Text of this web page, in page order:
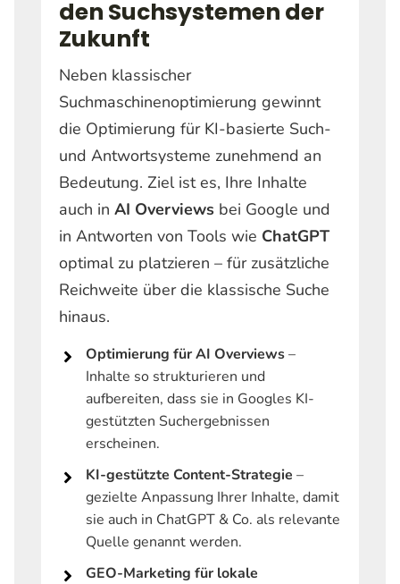
den Suchsystemen der
Zukunft
Neben klassischer
Suchmaschinenoptimierung gewinnt
die Optimierung für KI-basierte Such-
und Antwortsysteme zunehmend an
Bedeutung. Ziel ist es, Ihre Inhalte
auch in AI Overviews bei Google und
in Antworten von Tools wie ChatGPT
optimal zu platzieren – für zusätzliche
Reichweite über die klassische Suche
hinaus.
Optimierung für AI Overviews–
Inhalte so strukturieren und
aufbereiten, dass sie in Googles KI-
gestützten Suchergebnissen
erscheinen.
KI-gestützte Content-Strategie –
gezielte Anpassung Ihrer Inhalte, damit
sie auch in ChatGPT & Co. als relevante
Quelle genannt werden.
GEO-Marketing für lokale